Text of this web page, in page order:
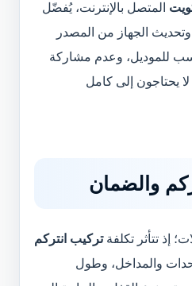
المتصل بالإنترنت، يُفضّل
وتحديث الجهاز من المصدر
للموديل، وعدم مشاركة
يحتاجون إلى كامل
والضمان
إذ تتأثر تكلفةتركيب انتركم
والمداخل، وطول